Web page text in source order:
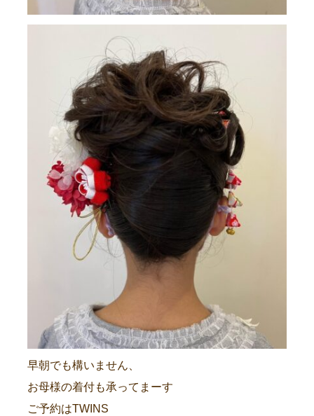
早朝でも構いません、
お母様の着付も承ってまーす
ご予約はTWINS